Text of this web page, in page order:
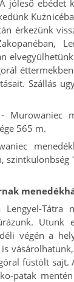
jóleső ebédet
érkezünk
Szállás
Murowaniec
565 m.
szintkülönbség
Tátra
Utunk
végén a
füstölt sajt.
patak